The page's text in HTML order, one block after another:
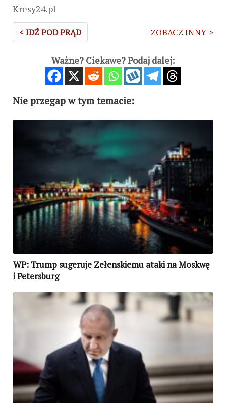
Kresy24.pl
< IDŹ POD PRĄD ZOBACZ INNY >
Ważne? Ciekawe? Podaj dalej:
Nie przegap w tym temacie:
WP: Trump sugeruje Zełenskiemu ataki na Moskwę
i Petersburg